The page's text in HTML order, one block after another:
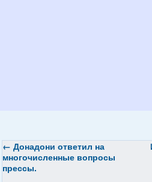
← Донадони ответил на
многочисленные вопросы
прессы.